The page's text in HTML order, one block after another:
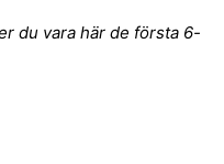
du vara här de första 6-